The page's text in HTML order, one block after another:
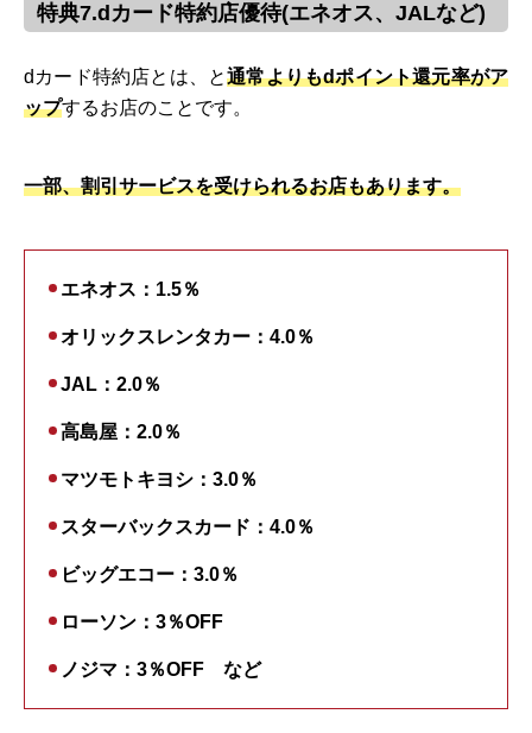
特典7.dカード特約店優待(エネオス、JALなど)
dカード特約店とは、と通常よりもdポイント還元率がア
ップするお店のことです。
一部、割引サービスを受けられるお店もあります。
エネオス：1.5％
オリックスレンタカー：4.0％
JAL：2.0％
高島屋：2.0％
マツモトキヨシ：3.0％
スターバックスカード：4.0％
ビッグエコー：3.0％
ローソン：3％OFF
ノジマ：3％OFF など